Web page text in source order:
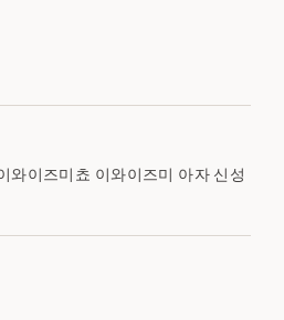
와이즈미쵸 이와이즈미 아자 신성